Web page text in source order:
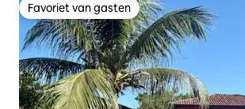
Favoriet van gasten
Favoriet van gasten